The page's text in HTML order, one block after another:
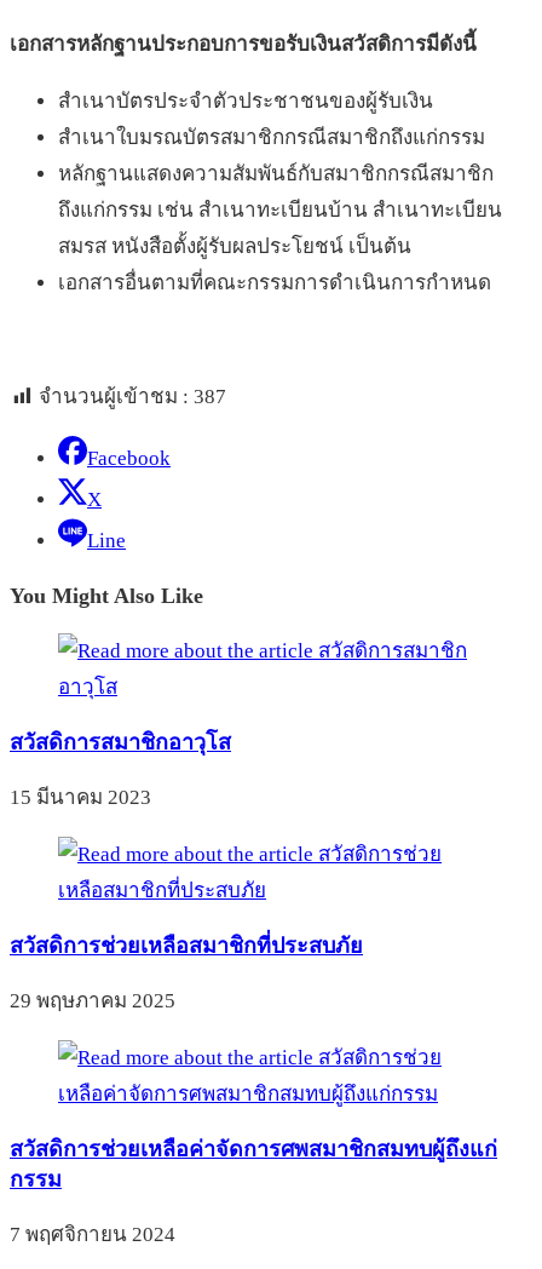
เอกสารหลักฐานประกอบการขอรับเงินสวัสดิการมีดังนี้
สำเนาบัตรประจำตัวประชาชนของผู้รับเงิน
สำเนาใบมรณบัตรสมาชิกกรณีสมาชิกถึงแก่กรรม
หลักฐานแสดงความสัมพันธ์กับสมาชิกกรณีสมาชิก
ถึงแก่กรรม เช่น สำเนาทะเบียนบ้าน สำเนาทะเบียน
สมรส หนังสือตั้งผู้รับผลประโยชน์ เป็นต้น
เอกสารอื่นตามที่คณะกรรมการดำเนินการกำหนด
จำนวนผู้เข้าชม : 387
Facebook
X
Line
You Might Also Like
สวัสดิการสมาชิกอาวุโส
15 มีนาคม 2023
สวัสดิการช่วยเหลือสมาชิกที่ประสบภัย
29 พฤษภาคม 2025
สวัสดิการช่วยเหลือค่าจัดการศพสมาชิกสมทบผู้ถึงแก่
กรรม
7 พฤศจิกายน 2024